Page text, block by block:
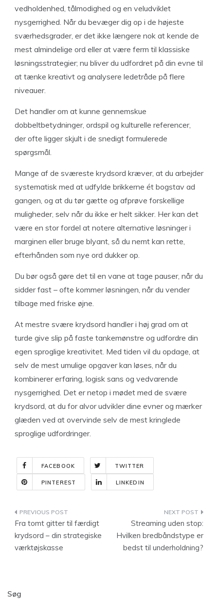
vedholdenhed, tålmodighed og en veludviklet
nysgerrighed. Når du bevæger dig op i de højeste
sværhedsgrader, er det ikke længere nok at kende de
mest almindelige ord eller at være ferm til klassiske
løsningsstrategier; nu bliver du udfordret på din evne til
at tænke kreativt og analysere ledetråde på flere
niveauer.
Det handler om at kunne gennemskue
dobbeltbetydninger, ordspil og kulturelle referencer,
der ofte ligger skjult i de snedigt formulerede
spørgsmål.
Mange af de sværeste krydsord kræver, at du arbejder
systematisk med at udfylde brikkerne ét bogstav ad
gangen, og at du tør gætte og afprøve forskellige
muligheder, selv når du ikke er helt sikker. Her kan det
være en stor fordel at notere alternative løsninger i
marginen eller bruge blyant, så du nemt kan rette,
efterhånden som nye ord dukker op.
Du bør også gøre det til en vane at tage pauser, når du
sidder fast – ofte kommer løsningen, når du vender
tilbage med friske øjne.
At mestre svære krydsord handler i høj grad om at
turde give slip på faste tankemønstre og udfordre din
egen sproglige kreativitet. Med tiden vil du opdage, at
selv de mest umulige opgaver kan løses, når du
kombinerer erfaring, logisk sans og vedvarende
nysgerrighed. Det er netop i mødet med de svære
krydsord, at du for alvor udvikler dine evner og mærker
glæden ved at overvinde selv de mest kringlede
sproglige udfordringer.
FACEBOOK TWITTER
PINTEREST LINKEDIN
Indlægsnavigation
Fra tomt gitter til færdigt
krydsord – din strategiske
værktøjskasse
Streaming uden stop:
Hvilken bredbåndstype er
bedst til underholdning?
Søg